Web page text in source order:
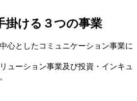
掛ける３つの事業
心としたコミュニケーション事業に
ューション事業及び投資・インキュ